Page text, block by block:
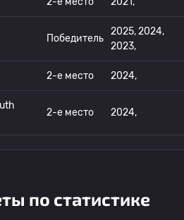
Победитель
2025, 2024,
2023,
2-е место 2024,
2-е место 2024,
по статистике